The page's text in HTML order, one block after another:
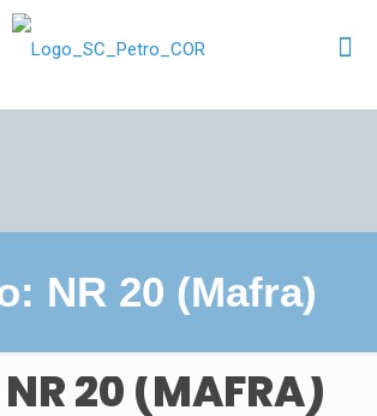
NR 20 (Mafra)
NR 20 (MAFRA)